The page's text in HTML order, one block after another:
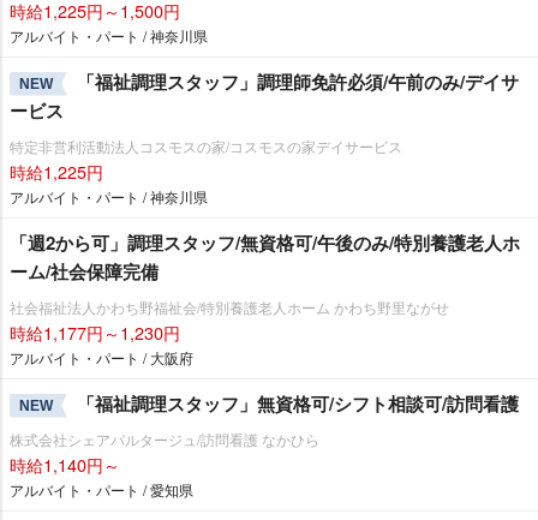
時給1,225円～1,500円
アルバイト・パート / 神奈川県
NEW
「福祉調理スタッフ」調理師免許必須/午前のみ/デイサ
ービス
特定非営利活動法人コスモスの家/コスモスの家デイサービス
時給1,225円
アルバイト・パート / 神奈川県
「週2から可」調理スタッフ/無資格可/午後のみ/特別養護老人ホ
ーム/社会保障完備
社会福祉法人かわち野福祉会/特別養護老人ホーム かわち野里ながせ
時給1,177円～1,230円
アルバイト・パート / 大阪府
NEW 「福祉調理スタッフ」無資格可/シフト相談可/訪問看護
株式会社シェアパルタージュ/訪問看護 なかひら
時給1,140円～
アルバイト・パート / 愛知県